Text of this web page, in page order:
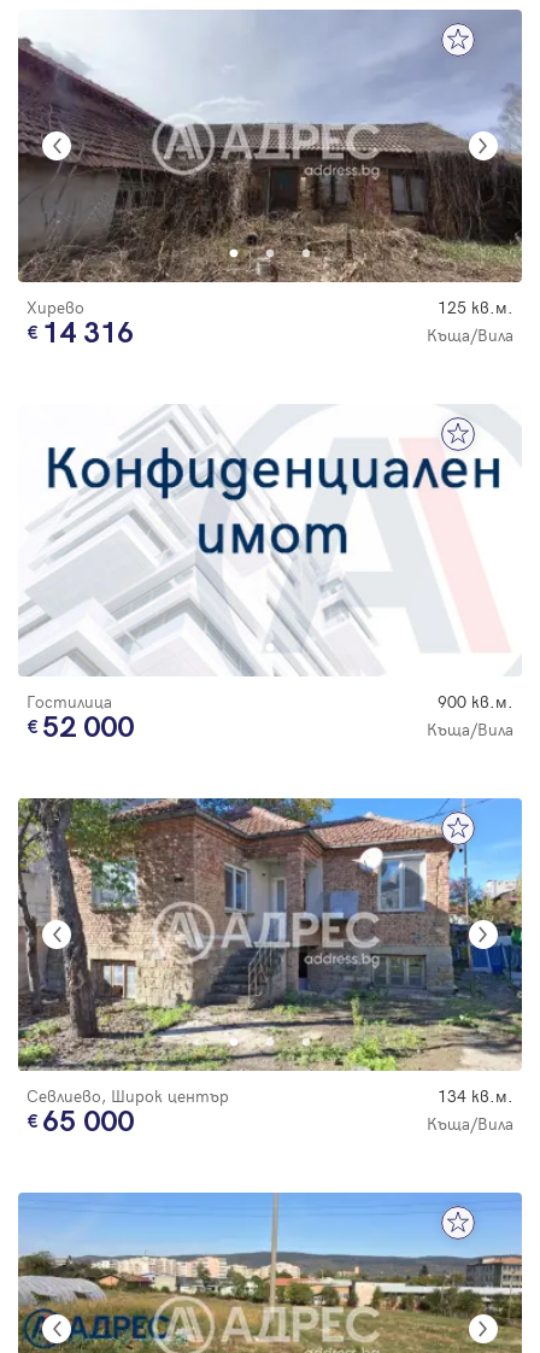
Хирево 125 кв.м.
14 316 Къща/Вила
Гостилица 900 кв.м.
52 000 Къща/Вила
Севлиево, Широк център 134 кв.м.
65 000 Къща/Вила